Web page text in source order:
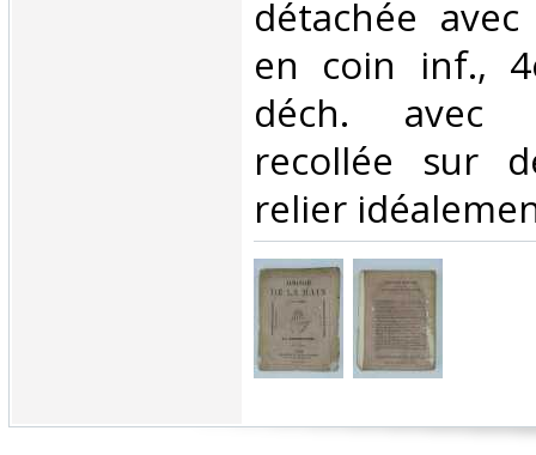
détachée
en coin inf.,
déch. avec
recollée sur
relier